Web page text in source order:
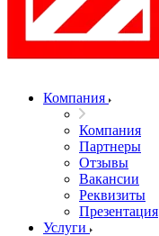
Компания
Компания
Партнеры
Отзывы
Вакансии
Реквизиты
Презентация
Услуги